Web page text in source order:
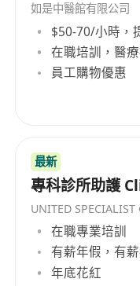
如是中醫館有限公司
$50-70/小時，
在職培訓，醫
員工購物優惠
最新
專科診所助護
UNITED
在職專業培訓
有薪年假，有
年底花紅